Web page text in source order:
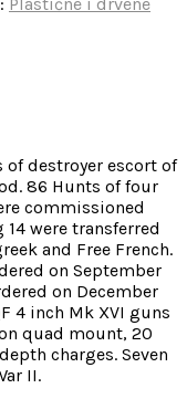
of destroyer escort of
86 Hunts of four
commissioned
were transferred
and Free French.
on September
on December
4 inch Mk XVI guns
quad mount, 20
charges. Seven
II.